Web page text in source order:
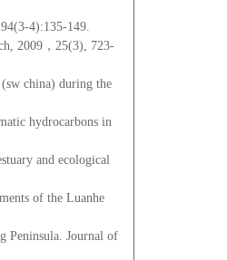
4):135-149.
2009，25(3), 723-
china) during the
hydrocarbons in
and ecological
of the Luanhe
Peninsula. Journal of